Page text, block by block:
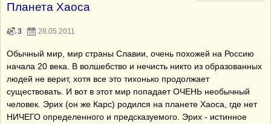
Планета Хаоса
3 28.05.2011
Обычный мир, мир страны Славии, очень похожей на Россию
начала 20 века. В волшебство и нечисть никто из образованных
людей не верит, хотя все это тихонько продолжает
существовать. И вот в этот мир попадает ОЧЕНЬ необычный
человек. Эрих (он же Карс) родился на планете Хаоса, где нет
НИЧЕГО определенного и предсказуемого. Эрих - истинное